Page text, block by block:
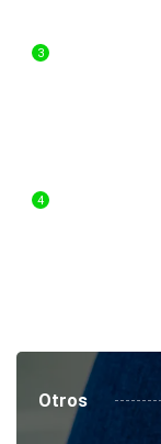
3
4
Otros